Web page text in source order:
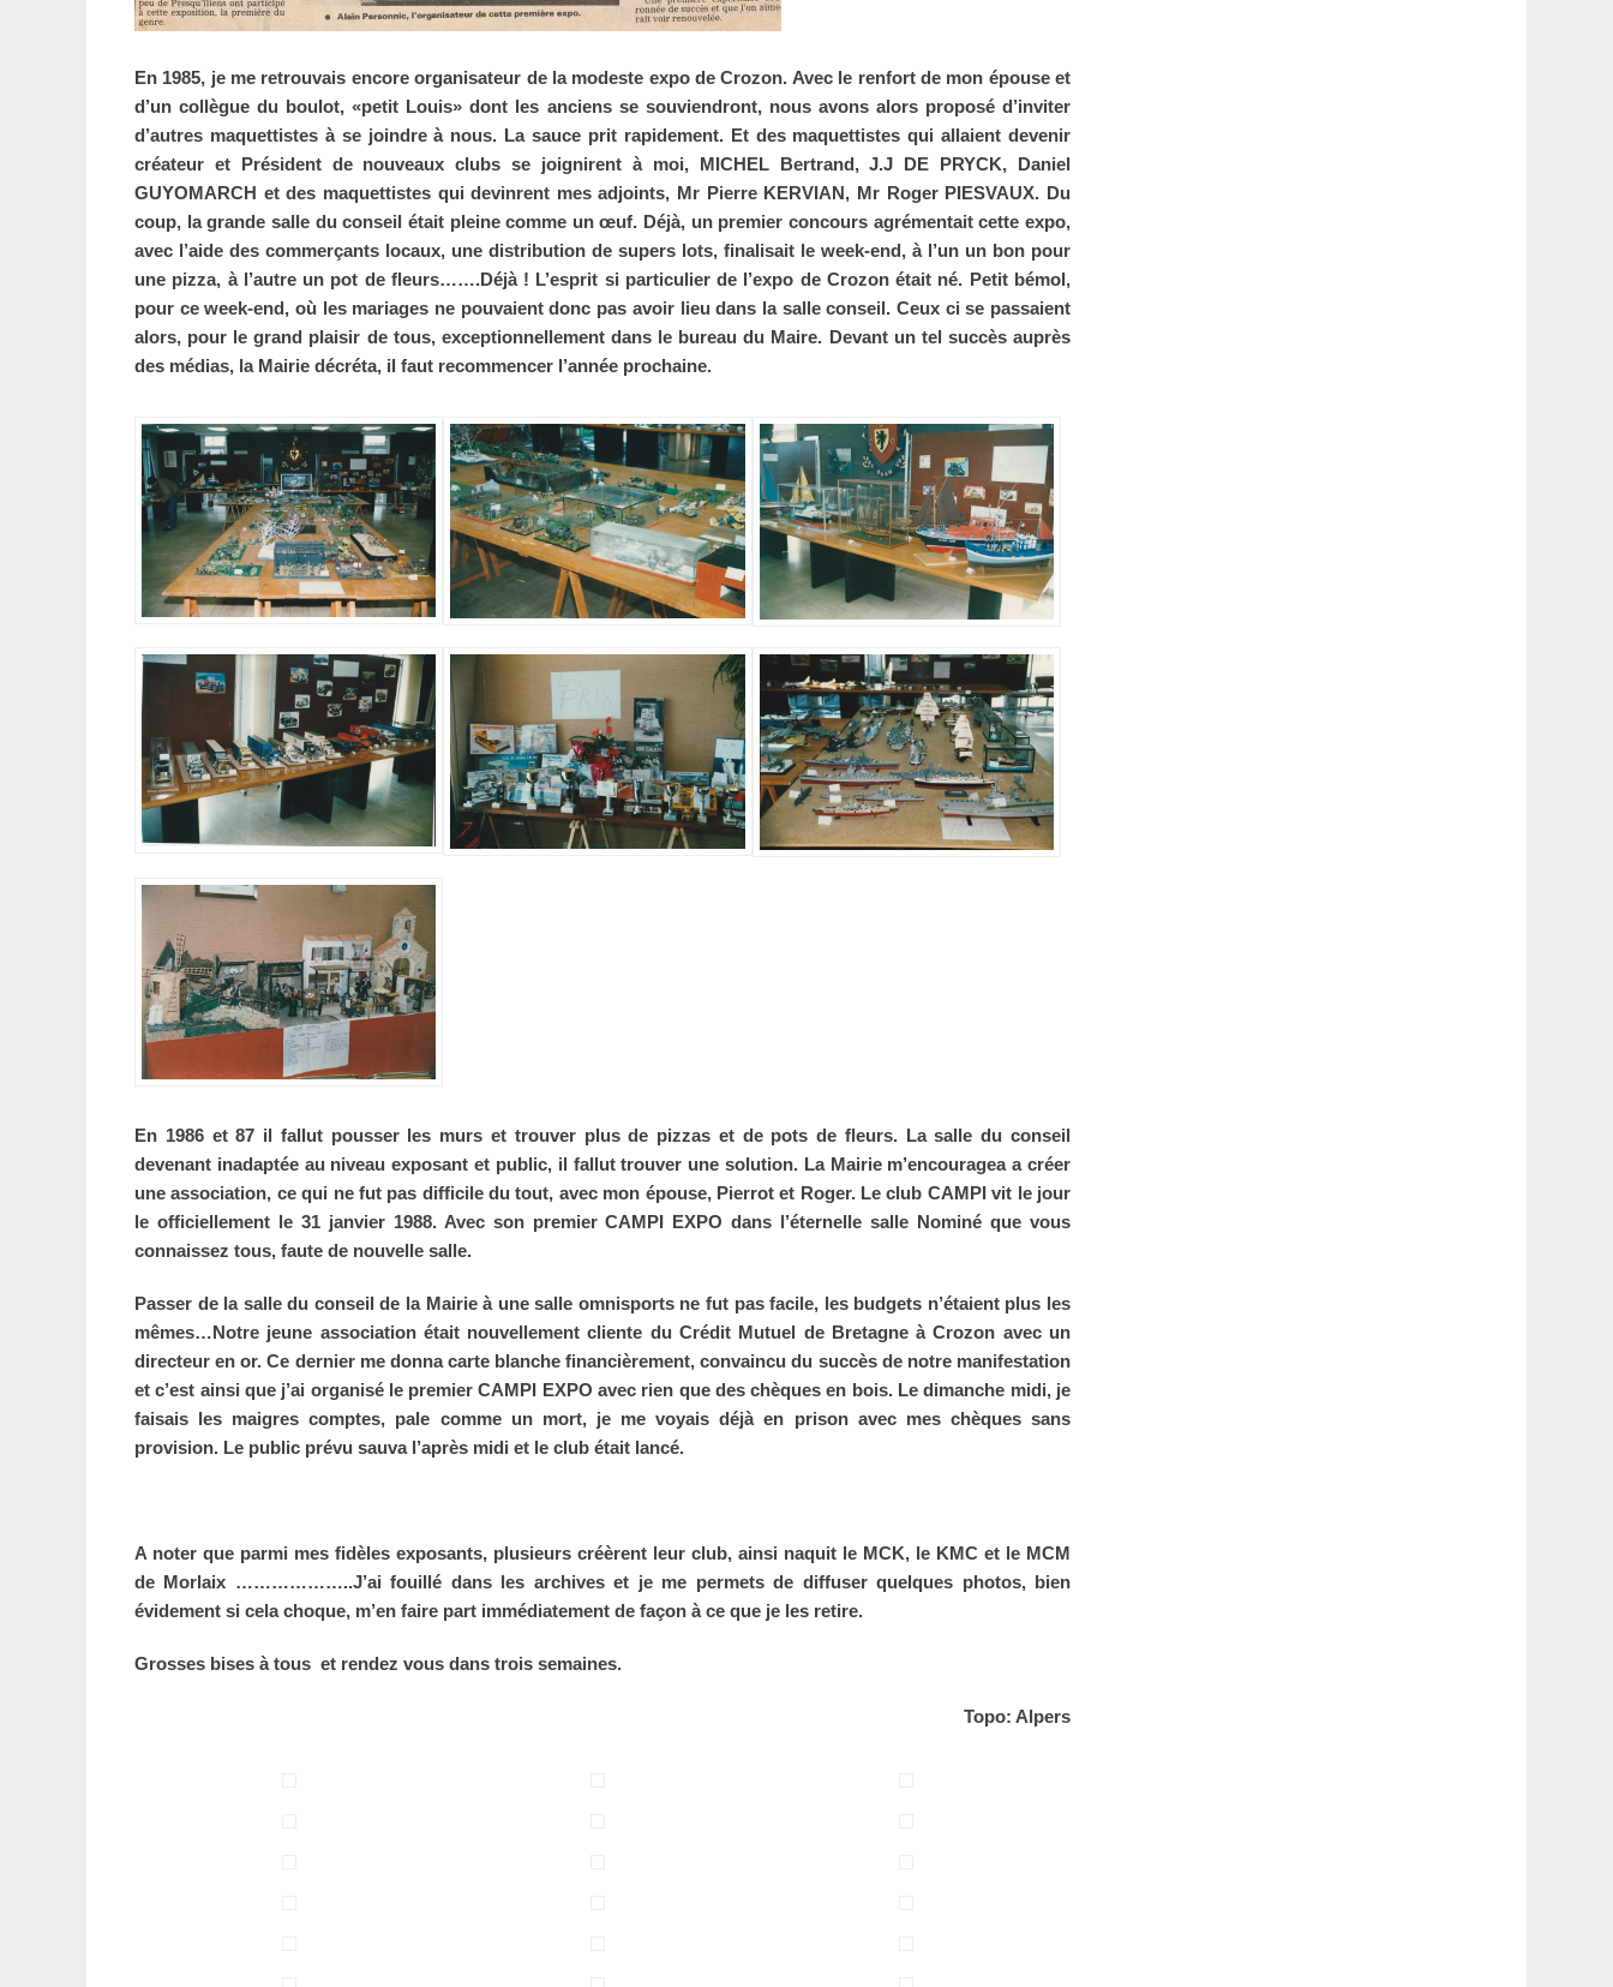
En 1985, je me retrouvais encore organisateur de la modeste expo de Crozon. Avec le renfort de mon épouse et
d’un collègue du boulot, «petit Louis» dont les anciens se souviendront, nous avons alors proposé d’inviter
d’autres maquettistes à se joindre à nous. La sauce prit rapidement. Et des maquettistes qui allaient devenir
créateur et Président de nouveaux clubs se joignirent à moi, MICHEL Bertrand, J.J DE PRYCK, Daniel
GUYOMARCH et des maquettistes qui devinrent mes adjoints, Mr Pierre KERVIAN, Mr Roger PIESVAUX. Du
coup, la grande salle du conseil était pleine comme un œuf. Déjà, un premier concours agrémentait cette expo,
avec l’aide des commerçants locaux, une distribution de supers lots, finalisait le week-end, à l’un un bon pour
une pizza, à l’autre un pot de fleurs…….Déjà ! L’esprit si particulier de l’expo de Crozon était né. Petit bémol,
pour ce week-end, où les mariages ne pouvaient donc pas avoir lieu dans la salle conseil. Ceux ci se passaient
alors, pour le grand plaisir de tous, exceptionnellement dans le bureau du Maire. Devant un tel succès auprès
des médias, la Mairie décréta, il faut recommencer l’année prochaine.
En 1986 et 87 il fallut pousser les murs et trouver plus de pizzas et de pots de fleurs. La salle du conseil
devenant inadaptée au niveau exposant et public, il fallut trouver une solution. La Mairie m’encouragea a créer
une association, ce qui ne fut pas difficile du tout, avec mon épouse, Pierrot et Roger. Le club CAMPI vit le jour
le officiellement le 31 janvier 1988. Avec son premier CAMPI EXPO dans l’éternelle salle Nominé que vous
connaissez tous, faute de nouvelle salle.
Passer de la salle du conseil de la Mairie à une salle omnisports ne fut pas facile, les budgets n’étaient plus les
mêmes…Notre jeune association était nouvellement cliente du Crédit Mutuel de Bretagne à Crozon avec un
directeur en or. Ce dernier me donna carte blanche financièrement, convaincu du succès de notre manifestation
et c’est ainsi que j’ai organisé le premier CAMPI EXPO avec rien que des chèques en bois. Le dimanche midi, je
faisais les maigres comptes, pale comme un mort, je me voyais déjà en prison avec mes chèques sans
provision. Le public prévu sauva l’après midi et le club était lancé.
A noter que parmi mes fidèles exposants, plusieurs créèrent leur club, ainsi naquit le MCK, le KMC et le MCM
de Morlaix ………………..J’ai fouillé dans les archives et je me permets de diffuser quelques photos, bien
évidement si cela choque, m’en faire part immédiatement de façon à ce que je les retire.
Grosses bises à tous et rendez vous dans trois semaines.
Topo: Alpers